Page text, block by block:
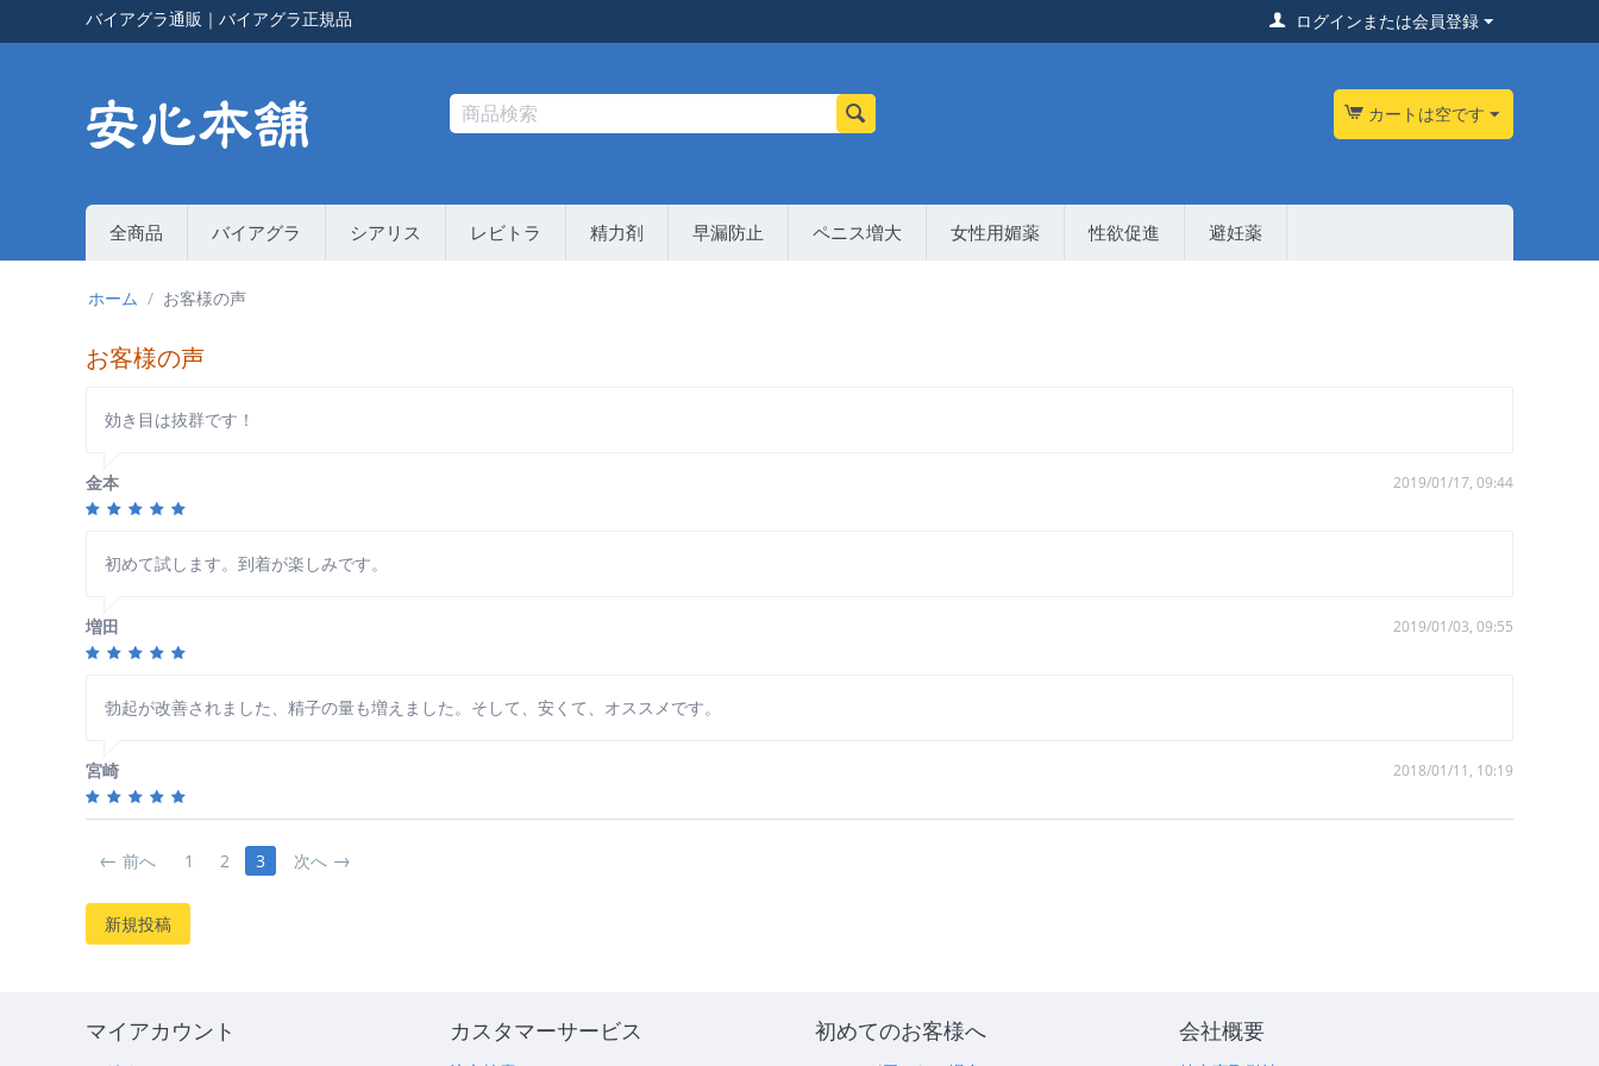
バイアグラ通販 ｜ バイアグラ正規品 ログインまたは会員登録
カートは空です
全商品 バイアグラ シアリス レビトラ 精力剤 早漏防止 ペニス増大 女性用媚薬 性欲促進 避妊薬
ホーム / お客様の声
お客様の声
効き目は抜群です！
金本 2019/01/17, 09:44
初めて試します。到着が楽しみです。
増田 2019/01/03, 09:55
勃起が改善されました、精子の量も増えました。そして、安くて、オススメです。
宮崎 2018/01/11, 10:19
前へ 1 2 3 次へ
新規投稿
マイアカウント カスタマーサービス 初めてのお客様へ 会社概要